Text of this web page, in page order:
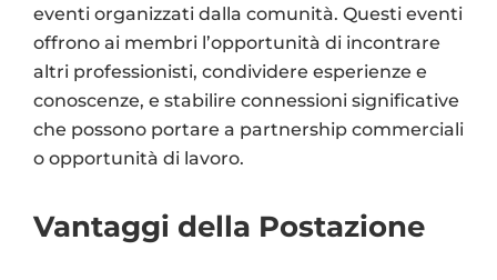
eventi organizzati dalla comunità. Questi eventi
offrono ai membri l’opportunità di incontrare
altri professionisti, condividere esperienze e
conoscenze, e stabilire connessioni significative
che possono portare a partnership commerciali
o opportunità di lavoro.
Vantaggi della Postazione